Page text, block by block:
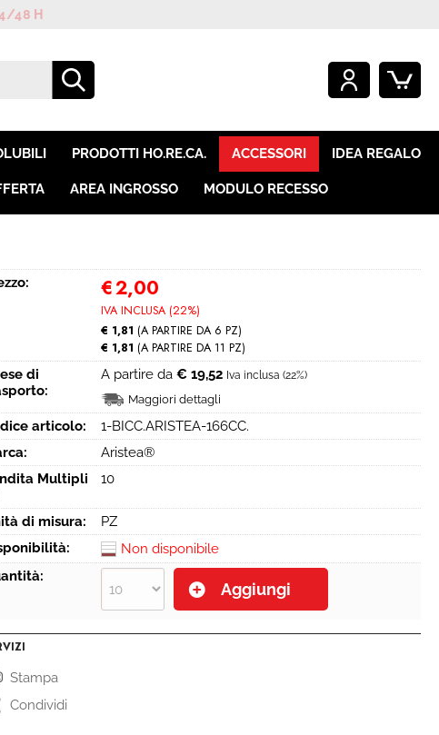
completare l'ordine inserisci
clicca sul pulsante "Accedi"
E-mail:
Password:
Hai perso la password?
Se non sei ancora registrato sul
nostro sito clicca sul pulsante
"Registrati"
PRODOTTI HO.RE.CA. ACCESSORI IDEA REGALO
AREA INGROSSO MODULO RECESSO
€2,00
IVA INCLUSA (22%)
€ 1,81 (A PARTIRE DA 6 PZ)
€ 1,81 (A PARTIRE DA 11 PZ)
di
A partire da € 19,52 Iva inclusa (22%)
Maggiori dettagli
articolo:
1-BICC.ARISTEA-166CC.
Aristea®
Multipli
10
di misura:
PZ
Non disponibile
Stampa
Condividi